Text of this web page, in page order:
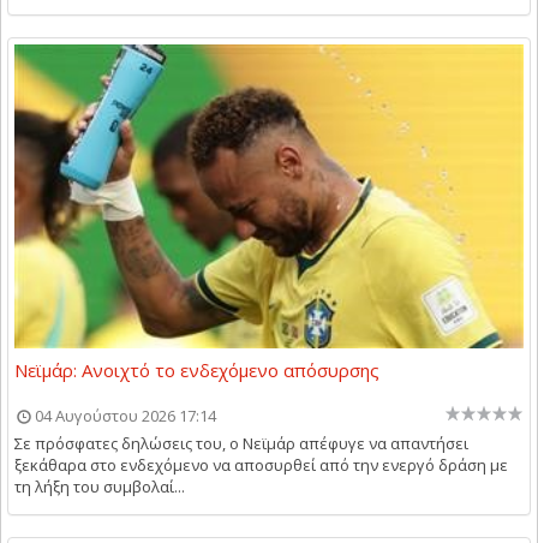
Νεϊμάρ: Ανοιχτό το ενδεχόμενο απόσυρσης
04 Αυγούστου 2026 17:14
Σε πρόσφατες δηλώσεις του, ο Νεϊμάρ απέφυγε να απαντήσει
ξεκάθαρα στο ενδεχόμενο να αποσυρθεί από την ενεργό δράση με
τη λήξη του συμβολαί...